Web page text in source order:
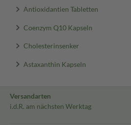
Antioxidantien Tabletten
Coenzym Q10 Kapseln
Cholesterinsenker
Astaxanthin Kapseln
Versandarten
i.d.R. am nächsten Werktag